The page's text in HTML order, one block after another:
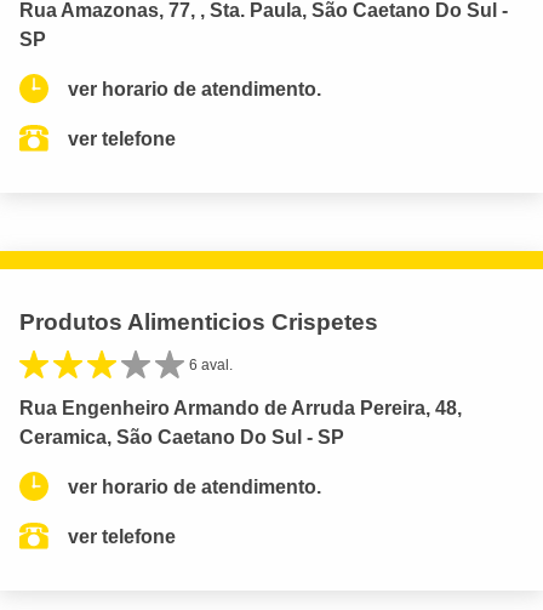
Rua Amazonas, 77, , Sta. Paula, São Caetano Do Sul -
SP
ver horario de atendimento.
ver telefone
Produtos Alimenticios Crispetes
6 aval.
Rua Engenheiro Armando de Arruda Pereira, 48,
Ceramica, São Caetano Do Sul - SP
ver horario de atendimento.
ver telefone